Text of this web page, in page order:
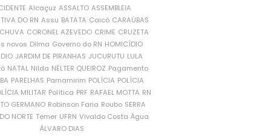
Alcaçuz ASSALTO ASSEMBLEIA
DO RN Assu BATATA Caicó CARAÚBAS
CORONEL AZEVEDO CRIME CRUZETA
novos Dilma Governo do RN HOMICÍDIO
JARDIM DE PIRANHAS JUCURUTU LULA
NATAL Nilda NÉLTER QUEIROZ Pagamento
PARELHAS Parnamirim POLÍCIA POLÍCIA
MILITAR Política PRF RAFAEL MOTTA RN
GERMANO Robinson Faria Roubo SERRA
NORTE Temer UFRN Vivaldo Costa Água
ÁLVARO DIAS